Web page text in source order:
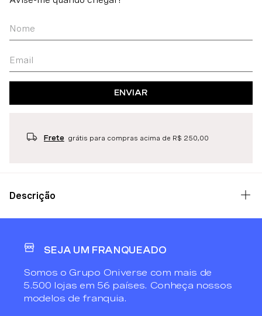
ENVIAR
Frete grátis para compras acima de R$ 250,00
Descrição
SEJA UM FRANQUEADO
Somos o Grupo Oniverse com mais de
5.500 lojas em 56 países. Conheça nossos
modelos de franquia.